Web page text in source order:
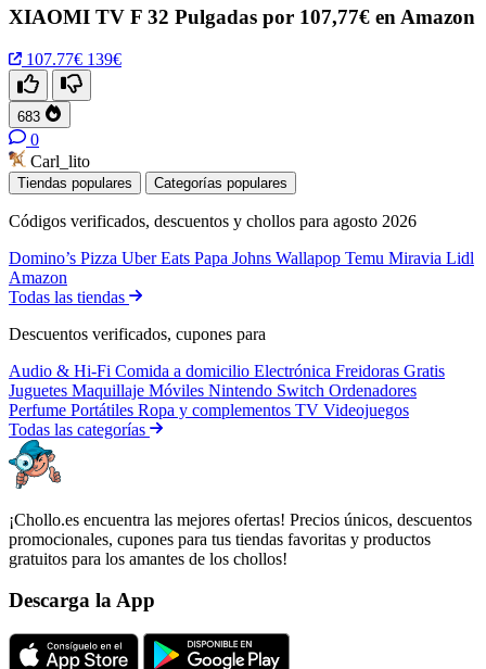
XIAOMI TV F 32 Pulgadas por 107,77€ en Amazon
107.77€ 139€
683
0
Carl_lito
Tiendas populares Categorías populares
Códigos verificados, descuentos y chollos para agosto 2026
Domino’s Pizza Uber Eats Papa Johns Wallapop Temu Miravia Lidl
Amazon
Todas las tiendas
Descuentos verificados, cupones para
Audio & Hi-Fi Comida a domicilio Electrónica Freidoras Gratis
Juguetes Maquillaje Móviles Nintendo Switch Ordenadores
Perfume Portátiles Ropa y complementos TV Videojuegos
Todas las categorías
¡Chollo.es encuentra las mejores ofertas! Precios únicos, descuentos
promocionales, cupones para tus tiendas favoritas y productos
gratuitos para los amantes de los chollos!
Descarga la App